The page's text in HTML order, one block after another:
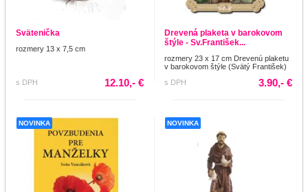
Svätenička
rozmery 13 x 7,5 cm
s DPH 12.10,- €
Drevená plaketa v barokovom
štýle - Sv.František...
rozmery 23 x 17 cm Drevenú plaketu
v barokovom štýle (Svätý František)
s DPH
3.90,- €
NOVINKA NOVINKA